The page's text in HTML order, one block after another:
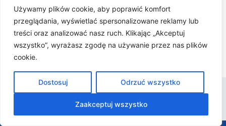
Używamy plików cookie, aby poprawić komfort
przeglądania, wyświetlać spersonalizowane reklamy lub
treści oraz analizować nasz ruch. Klikając „Akceptuj
wszystko”, wyrażasz zgodę na używanie przez nas plików
cookie.
Dostosuj Odrzuć wszystko
Zaakceptuj wszystko
POLITYKA PRYWATNOŚCI
NARZĘDZIA OCHRONY PRYWATNOŚCI
© 2022 VITAL MEDICA, Strona wykorzystuje pliki Cookies,POLITYKA
, Realizacja:LiderOnline Marketing Group Polska